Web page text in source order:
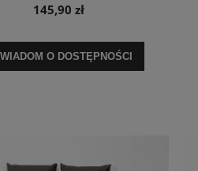
145,90 zł
O DOSTĘPNOŚCI